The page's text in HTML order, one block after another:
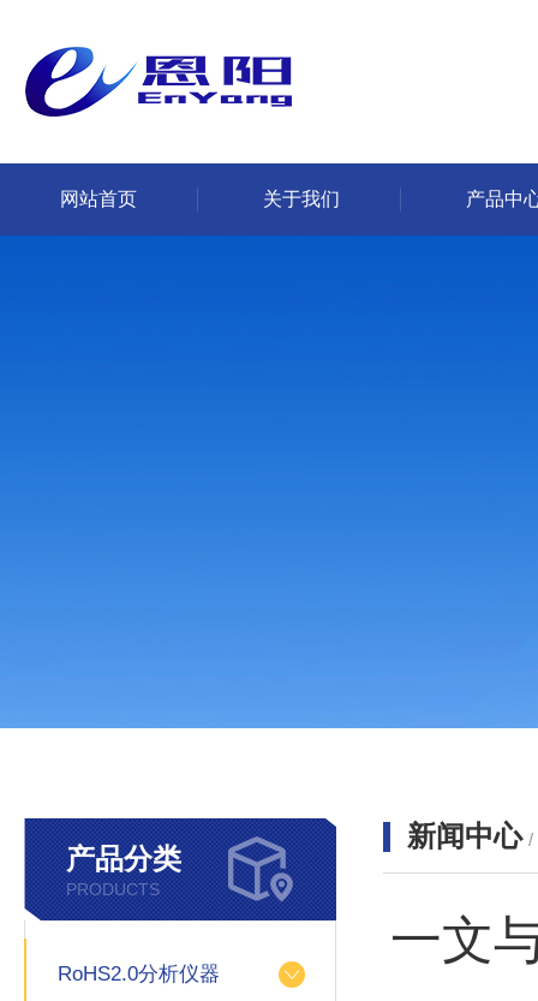
网站首页 关于我们 产品中
产品分类
PRODUCTS
RoHS2.0分析仪器
新闻中心 /
一文